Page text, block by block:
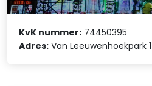
KvK nummer: 74450395
Adres: Van Leeuwenhoekpark 1